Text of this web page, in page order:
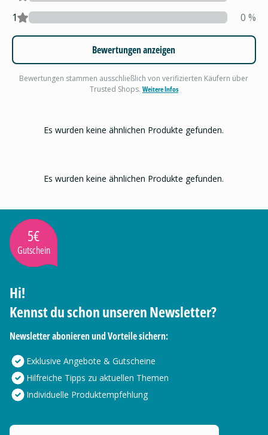
1
0 %
Bewertungen anzeigen
Bewertungen stammen ausschließlich von verifizierten Käufern über
Trusted Shops. Weitere Infos
Es wurden keine ähnlichen Produkte gefunden.
Es wurden keine ähnlichen Produkte gefunden.
5€
Gutschein
Hi!
Kennst du schon unseren Newsletter?
Newsletter abonieren und Vorteile sichern:
Exklusive Angebote & Gutscheine
Hilfreiche Tipps zu aktuellen Themen
Individuelle Produktempfehlung
Deine E-Mail Adresse